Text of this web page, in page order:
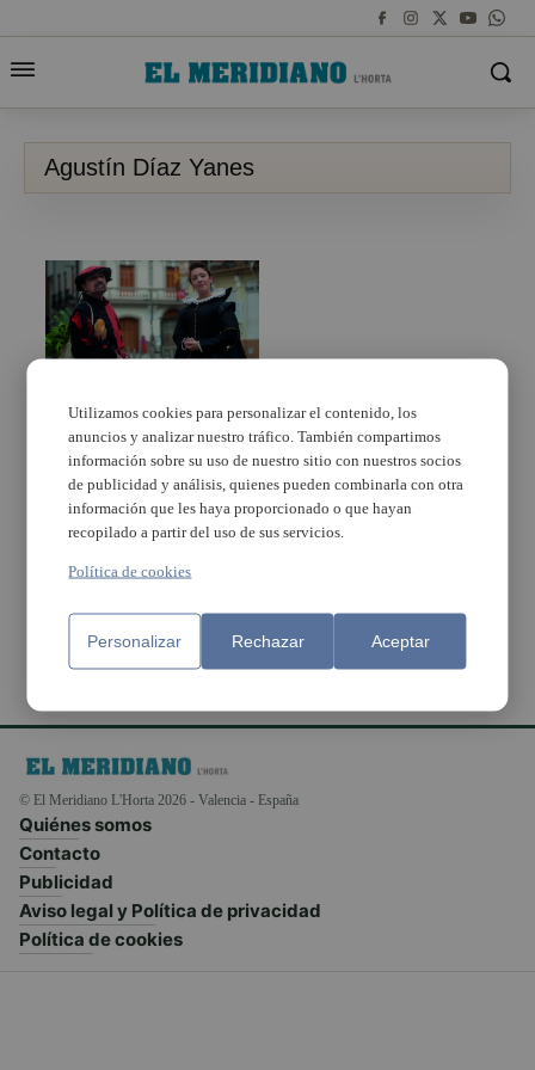
Agustín Díaz Yanes
La IV edición de Torrent
Històrica llega con un
cartel protagonizado
por Carmen Posadas,
Oliver Pötszch, Andrea
Frediani y Agustín Díaz
Yanes
© El Meridiano L'Horta 2026 - Valencia - España
Quiénes somos
Contacto
Publicidad
Aviso legal y Política de privacidad
Política de cookies
Utilizamos cookies para personalizar el contenido, los
anuncios y analizar nuestro tráfico. También compartimos
información sobre su uso de nuestro sitio con nuestros socios
de publicidad y análisis, quienes pueden combinarla con otra
información que les haya proporcionado o que hayan
recopilado a partir del uso de sus servicios.
Política de cookies
Personalizar Rechazar Aceptar